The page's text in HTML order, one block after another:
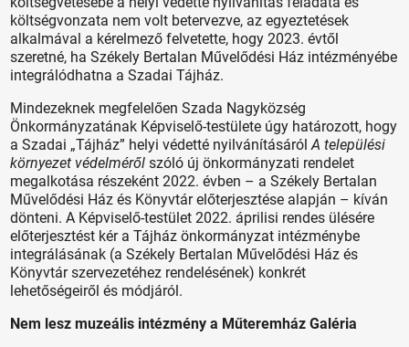
költségvonzata nem volt betervezve, az egyeztetések
alkalmával a kérelmező felvetette, hogy 2023. évtől
szeretné, ha Székely Bertalan Művelődési Ház intézményébe
integrálódhatna a Szadai Tájház.
Mindezeknek megfelelően Szada Nagyközség
Önkormányzatának Képviselő-testülete úgy határozott, hogy
a Szadai „Tájház” helyi védetté nyilvánításárólA települési
környezet védelméről szóló új önkormányzati rendelet
megalkotása részeként 2022. évben – a Székely Bertalan
Művelődési Ház és Könyvtár előterjesztése alapján – kíván
dönteni. A Képviselő-testület 2022. áprilisi rendes ülésére
előterjesztést kér a Tájház önkormányzat intézménybe
integrálásának (a Székely Bertalan Művelődési Ház és
Könyvtár szervezetéhez rendelésének) konkrét
lehetőségeiről és módjáról.
Nem lesz muzeális intézmény a Műteremház Galéria